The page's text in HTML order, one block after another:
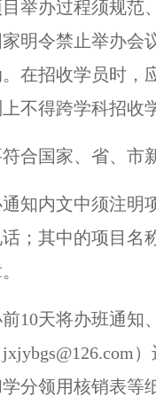
举办过程须规
明令禁止举办
在招收学员时，
不得跨学科招收
合国家、省、
知内文中须注
；其中的项目
10天将办班通
分领用核销表